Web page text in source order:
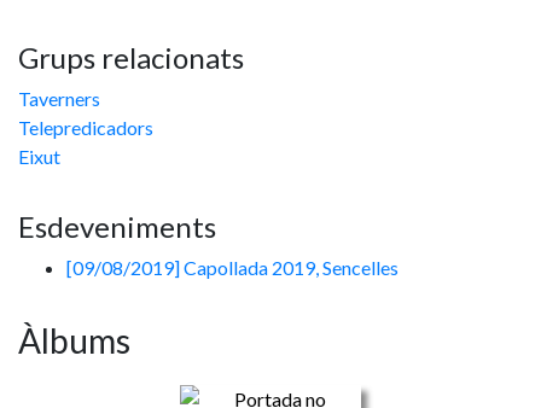
Grups relacionats
Taverners
Telepredicadors
Eixut
Esdeveniments
[09/08/2019] Capollada 2019, Sencelles
Àlbums